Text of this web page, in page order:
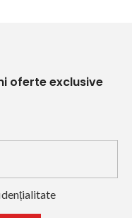
oferte exclusive